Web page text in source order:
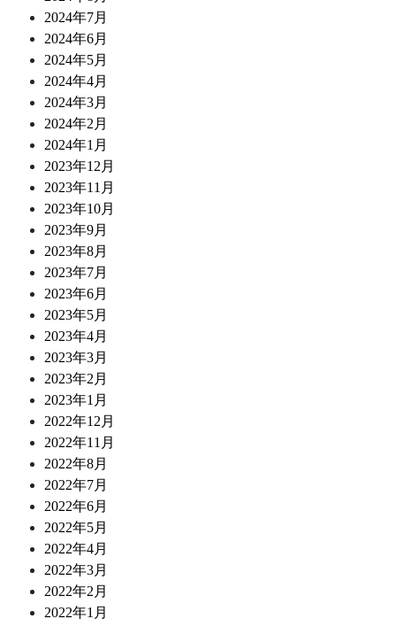
2024年7月
2024年6月
2024年5月
2024年4月
2024年3月
2024年2月
2024年1月
2023年12月
2023年11月
2023年10月
2023年9月
2023年8月
2023年7月
2023年6月
2023年5月
2023年4月
2023年3月
2023年2月
2023年1月
2022年12月
2022年11月
2022年8月
2022年7月
2022年6月
2022年5月
2022年4月
2022年3月
2022年2月
2022年1月